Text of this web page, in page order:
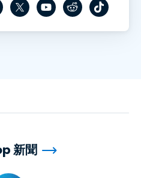
新聞